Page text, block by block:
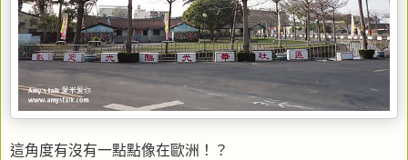
這角度有沒有一點點像在歐洲！？